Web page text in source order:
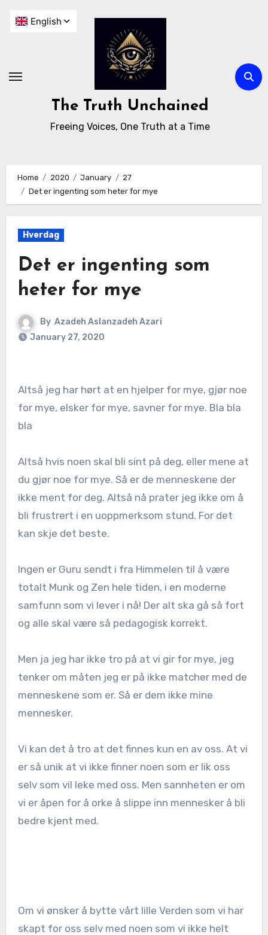
The Truth Unchained
Freeing Voices, One Truth at a Time
Home 2020 January
27
Det er ingenting som heter for mye
Hverdag
Det er ingenting som
heter for mye
By Azadeh Aslanzadeh Azari
January 27, 2020
Altså jeg har hørt at en hjelper for mye, gjør noe
for mye, elsker for mye, savner for mye. Bla bla
bla
Altså hvis noen skal bli sint på deg, eller mene at
du gjør noe for mye. Så er de menneskene der
ikke ment for deg. Altså nå prater jeg ikke om å
bli frustrert i en uoppmerksom stund. For det
kan skje det beste.
Ingen er Guru sendt i fra Himmelen til å være
totalt Munk og Zen hele tiden, i en moderne
samfunn som vi lever i nå! Der alt ska gå så fort
og alle skal være så pedagogisk korrekt.
Men ja jeg har ikke tro på at vi gir for mye, jeg
tenker om måten jeg er på ikke matcher med de
menneskene som er. Så er dem ikke mine
mennesker.
Vi kan det å tro at det finnes kun en av oss. At vi
er så unik at vi ikke finner noen som er lik oss
selv som vil leke med oss. Men sannheten er om
vi er åpen for å orke å slippe inn mennesker å bli
bedre kjent med.
Om vi ønsker å bytte vårt lille Verden som vi har
skapt for oss selv med noen som vi ikke helt